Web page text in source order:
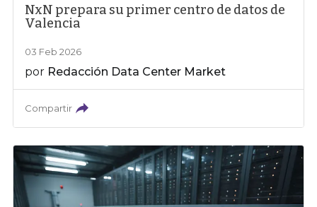
NxN prepara su primer centro de datos de
Valencia
03 Feb 2026
por Redacción Data Center Market
Compartir